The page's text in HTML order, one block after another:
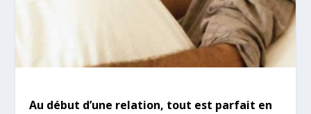
Au début d’une relation, tout est parfait en